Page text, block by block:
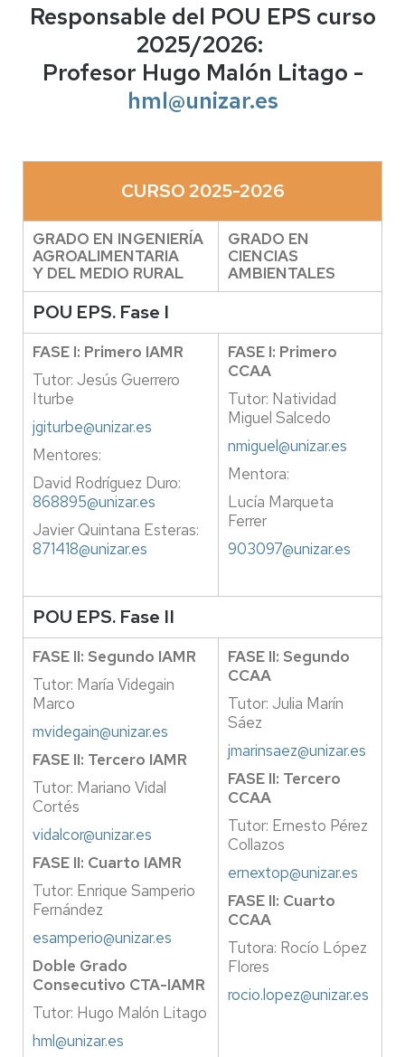
Responsable del POU EPS curso
2025/2026:
Profesor Hugo Malón Litago -
hml@unizar.es
CURSO 2025-2026
GRADO EN INGENIERÍA
AGROALIMENTARIA
Y DEL MEDIO RURAL
GRADO EN
CIENCIAS
AMBIENTALES
POU EPS. Fase I
FASE I: Primero IAMR
Tutor: Jesús Guerrero
Iturbe
jgiturbe@unizar.es
Mentores:
David Rodríguez Duro:
868895@unizar.es
Javier Quintana Esteras:
871418@unizar.es
FASE I: Primero
CCAA
Tutor: Natividad
Miguel Salcedo
nmiguel@unizar.es
Mentora:
Lucía Marqueta
Ferrer
903097@unizar.es
POU EPS. Fase II
FASE II: Segundo IAMR
Tutor: María Videgain
Marco
mvidegain@unizar.es
FASE II: Tercero IAMR
Tutor: Mariano Vidal
Cortés
vidalcor@unizar.es
FASE II: Cuarto IAMR
Tutor: Enrique Samperio
Fernández
esamperio@unizar.es
Doble Grado
Consecutivo CTA-IAMR
Tutor: Hugo Malón Litago
hml@unizar.es
FASE II: Segundo
CCAA
Tutor: Julia Marín
Sáez
jmarinsaez@unizar.es
FASE II: Tercero
CCAA
Tutor: Ernesto Pérez
Collazos
ernextop@unizar.es
FASE II: Cuarto
CCAA
Tutora: Rocío López
Flores
rocio.lopez@unizar.es